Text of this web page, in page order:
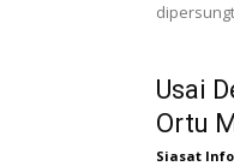
Usai
Ortu
Siasat